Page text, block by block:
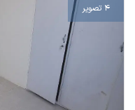
4 تصویر